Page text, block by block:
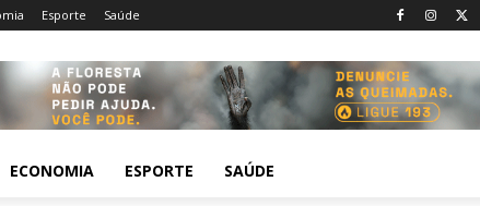
Esporte Saúde
ECONOMIA ESPORTE SAÚDE